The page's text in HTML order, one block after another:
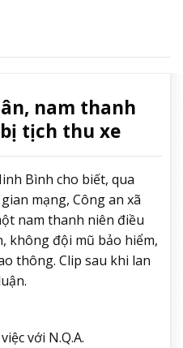
nam thanh
tịch thu xe
Bình cho biết, qua
mạng, Công an xã
nam thanh niên điều
không đội mũ bảo hiểm,
thông. Clip sau khi lan
với N.Q.A.